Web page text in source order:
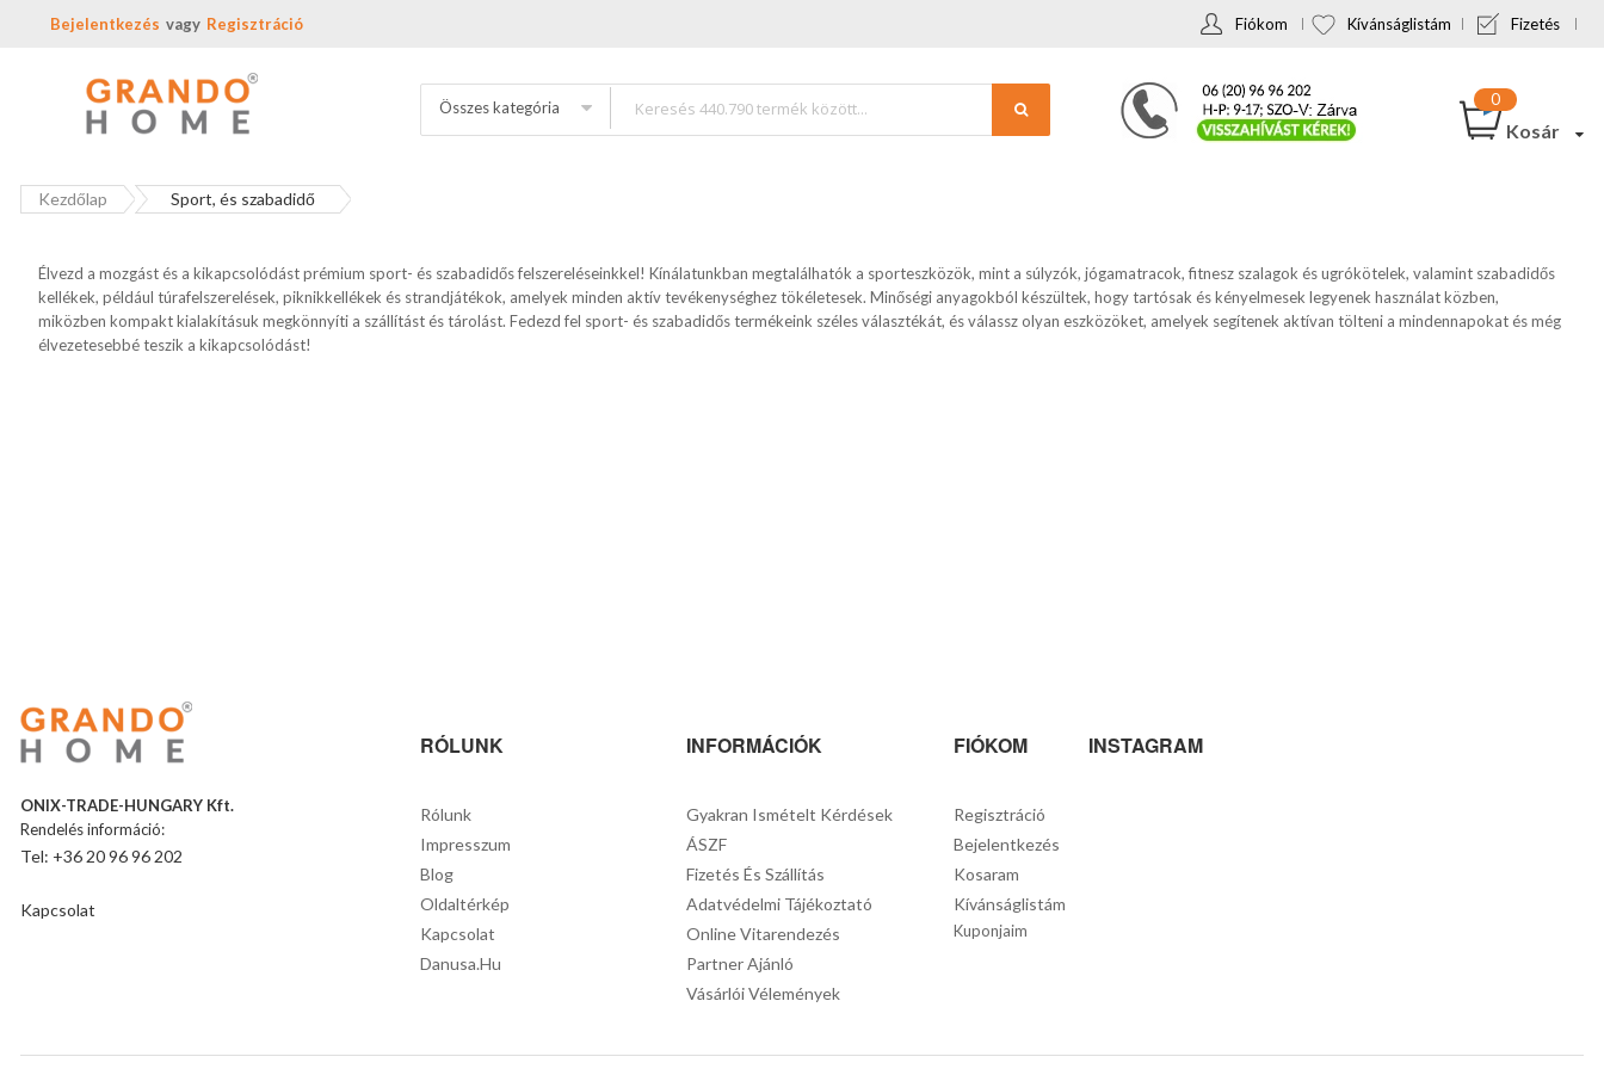
Bejelentkezés Regisztráció Fiókom Kívánságlistám Fizetés
Összes kategória
Kosár
Kezdőlap Sport, és szabadidő
Élvezd a mozgást és a kikapcsolódást prémium sport- és szabadidős felszereléseinkkel! Kínálatunkban megtalálhatók a sporteszközök, mint a súlyzók, jógamatracok, fitnesz szalagok és ugrókötelek, valamint szabadidős
kellékek, például túrafelszerelések, piknikkellékek és strandjátékok, amelyek minden aktív tevékenységhez tökéletesek. Minőségi anyagokból készültek, hogy tartósak és kényelmesek legyenek használat közben,
miközben kompakt kialakításuk megkönnyíti a szállítást és tárolást. Fedezd fel sport- és szabadidős termékeink széles választékát, és válassz olyan eszközöket, amelyek segítenek aktívan tölteni a mindennapokat és még
élvezetesebbé teszik a kikapcsolódást!
ONIX-TRADE-HUNGARY Kft.
Rendelés információ:
Tel: +36 20 96 96 202
Kapcsolat
RÓLUNK
Rólunk
Impresszum
Blog
Oldaltérkép
Kapcsolat
Danusa.hu
INFORMÁCIÓK
Gyakran Ismételt Kérdések
ÁSZF
Fizetés És Szállítás
Adatvédelmi Tájékoztató
Online Vitarendezés
Partner Ajánló
Vásárlói Vélemények
FIÓKOM
Regisztráció
Bejelentkezés
Kosaram
Kívánságlistám
Kuponjaim
INSTAGRAM